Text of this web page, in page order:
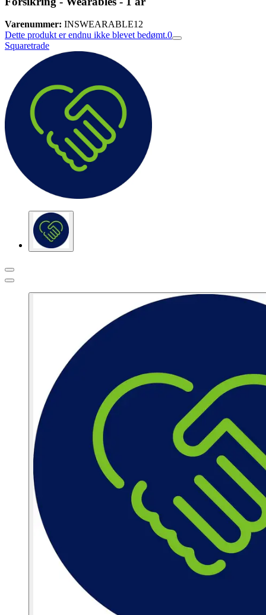
Varenummer: INSWEARABLE12
Dette produkt er endnu ikke blevet bedømt.0
Squaretrade